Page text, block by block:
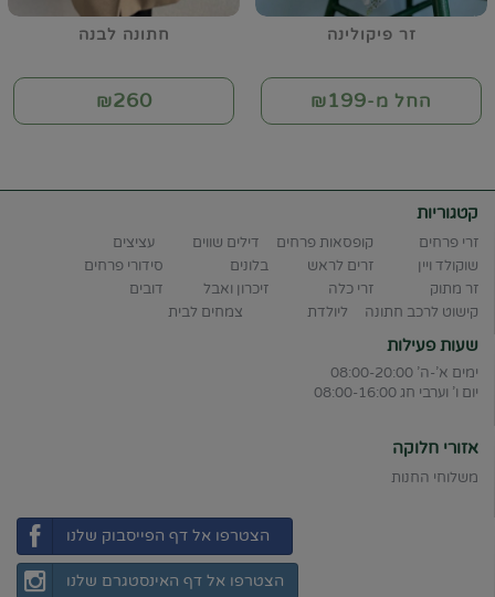
זר פיקולינה
החל מ-₪199
חתונה לבנה
₪260
קטגוריות
זרי פרחים קופסאות פרחים דילים שווים
עציצים
שוקולד ויין
זרים לראש בלונים
סידורי פרחים
זר מתוק
זרי כלה זיכרון ואבל
דובים
קישוט לרכב חתונה
ליולדת צמחים לבית
שעות פעילות
ימים א'-ה' 08:00-20:00
יום ו' וערבי חג 08:00-16:00
אזורי חלוקה
משלוחי החנות
הצטרפו אל דף הפייסבוק שלנו
הצטרפו אל דף האינסטגרם שלנו